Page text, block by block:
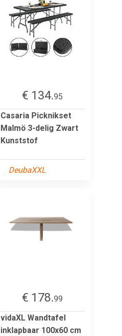
€ 134.95
Casaria Picknikset
Malmö 3-delig Zwart
Kunststof
DeubaXXL
€ 178.99
vidaXL Wandtafel
inklapbaar 100x60 cm